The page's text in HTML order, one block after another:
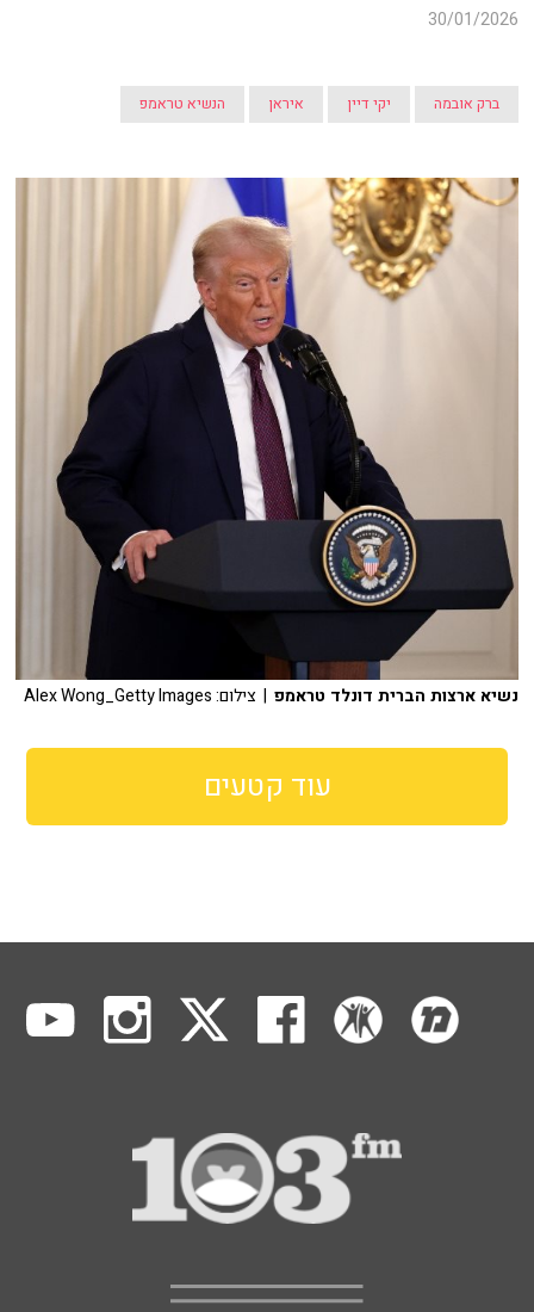
30/01/2026
ברק אובמה יקי דיין איראן הנשיא טראמפ
נשיא ארצות הברית דונלד טראמפ | צילום: Alex Wong_Getty Images
עוד קטעים